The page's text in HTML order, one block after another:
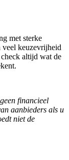
met sterke
keuzevrijheid
altijd wat de
financieel
aanbieders als u
niet de